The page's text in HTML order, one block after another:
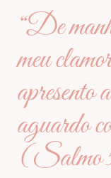
“De
meu
apresento
aguardo
(Salmo